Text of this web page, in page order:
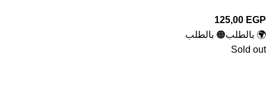
125,00 EGP
🌍 بالطلب🟠 بالطلب
Sold out